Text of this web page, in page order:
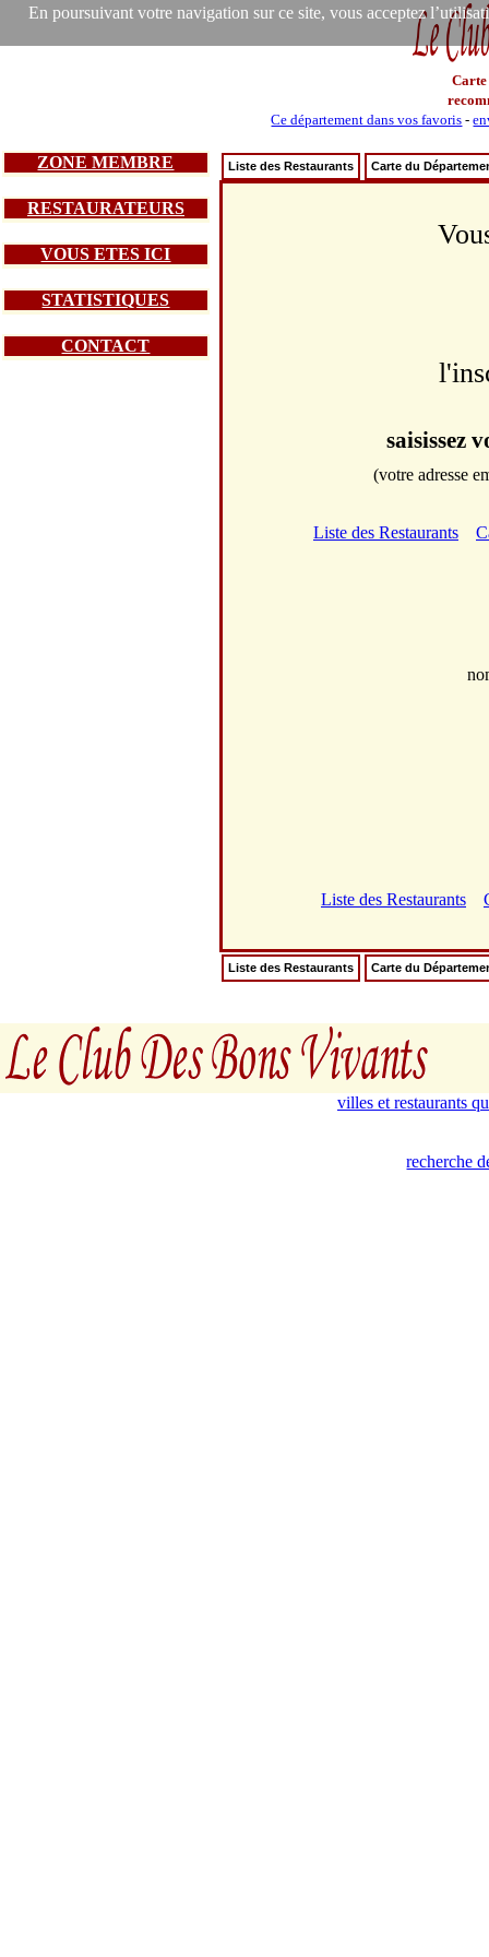
En poursuivant votre navigation sur ce site, vous acceptez
Carte
Ce département dans vos favoris -
ZONE MEMBRE
RESTAURATEURS
VOUS ETES ICI
STATISTIQUES
CONTACT
Liste des Restaurants Carte du
saisissez
(votre adresse
Liste des Restaurants
Liste des Restaurants
Liste des Restaurants Carte du
villes et restaurants
recherche